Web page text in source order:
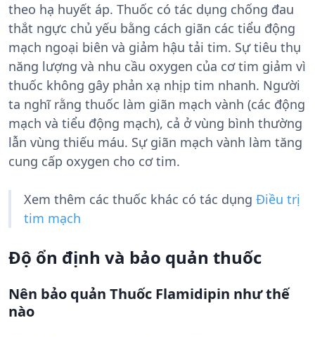
theo hạ huyết áp. Thuốc có tác dụng chống đau
thắt ngực chủ yếu bằng cách giãn các tiểu động
mạch ngoại biên và giảm hậu tải tim. Sự tiêu thụ
năng lượng và nhu cầu oxygen của cơ tim giảm vì
thuốc không gây phản xạ nhịp tim nhanh. Người
ta nghĩ rằng thuốc làm giãn mạch vành (các động
mạch và tiểu động mạch), cả ở vùng bình thường
lẫn vùng thiếu máu. Sự giãn mạch vành làm tăng
cung cấp oxygen cho cơ tim.
Xem thêm các thuốc khác có tác dụng Điều trị
tim mạch
Độ ổn định và bảo quản thuốc
Nên bảo quản Thuốc Flamidipin như thế
nào